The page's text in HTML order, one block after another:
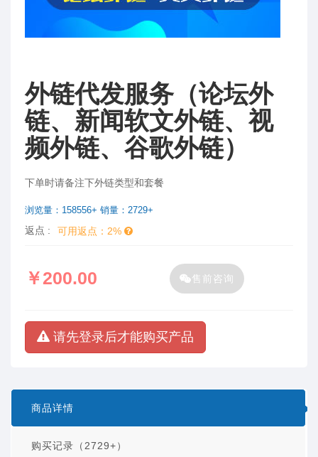
外链代发服务（论坛外
链、新闻软文外链、视
频外链、谷歌外链）
下单时请备注下外链类型和套餐
浏览量：158556+ 销量：2729+
返点 : 可用返点：2%
￥200.00 售前咨询
请先登录后才能购买产品
商品详情
购买记录（2729+）